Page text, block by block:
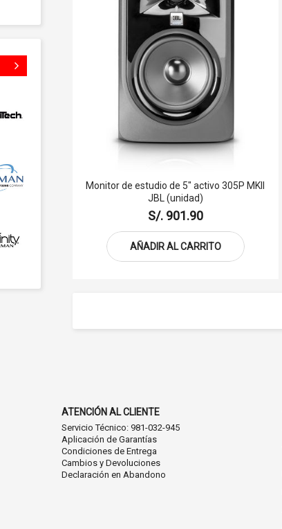
Monitor de estudio de 5" activo 305P MKII
JBL (unidad)
S/. 901.90
AÑADIR AL CARRITO
ATENCIÓN AL CLIENTE
Servicio Técnico: 981-032-945
Aplicación de Garantías
Condiciones de Entrega
Cambios y Devoluciones
Declaración en Abandono